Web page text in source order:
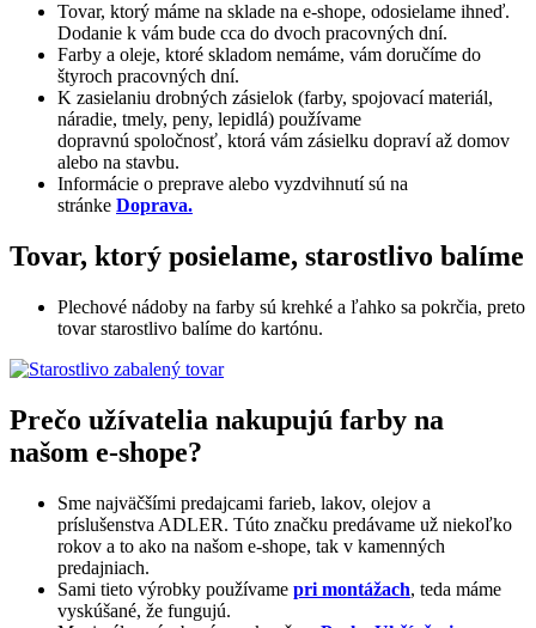
Tovar, ktorý máme na sklade na e-shope, odosielame ihneď.
Dodanie k vám bude cca do dvoch pracovných dní.
Farby a oleje, ktoré skladom nemáme, vám doručíme do
štyroch pracovných dní.
K zasielaniu drobných zásielok (farby, spojovací materiál,
náradie, tmely, peny, lepidlá) používame
dopravnú spoločnosť, ktorá vám zásielku dopraví až domov
alebo na stavbu.
Informácie o preprave alebo vyzdvihnutí sú na
stránke Doprava.
Tovar, ktorý posielame, starostlivo balíme
Plechové nádoby na farby sú krehké a ľahko sa pokrčia, preto
tovar starostlivo balíme do kartónu.
Prečo užívatelia nakupujú farby na
našom e-shope?
Sme najväčšími predajcami farieb, lakov, olejov a
príslušenstva ADLER. Túto značku predávame už niekoľko
rokov a to ako na našom e-shope, tak v kamenných
predajniach.
Sami tieto výrobky používame pri montážach, teda máme
vyskúšané, že fungujú.